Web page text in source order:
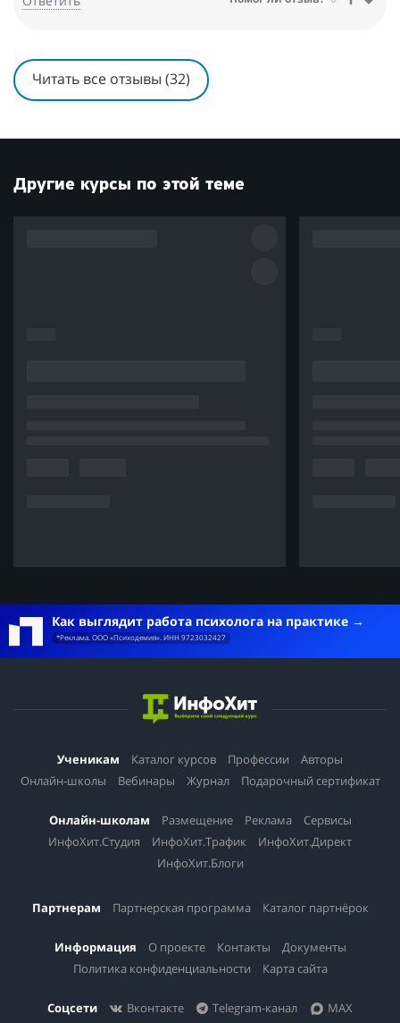
Читать все отзывы (32)
Другие курсы по этой теме
Как выглядит работа психолога на практике
*Реклама. ООО «Психодемия». ИНН 9723032427
Ученикам Каталог курсов Профессии
Авторы
Онлайн-школы
Вебинары Журнал Подарочный сертификат
Онлайн-школам Размещение Реклама
Сервисы
ИнфоХит.Студия
ИнфоХит.Трафик
ИнфоХит.Директ
ИнфоХит.Блоги
Партнерам Партнерская программа Каталог партнёрок
Информация О проекте Контакты
Документы
Политика конфиденциальности
Карта сайта
Соцсети Вконтакте Telegram-канал
MAX